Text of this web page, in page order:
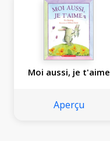
Moi aussi, je t'aime
Aperçu